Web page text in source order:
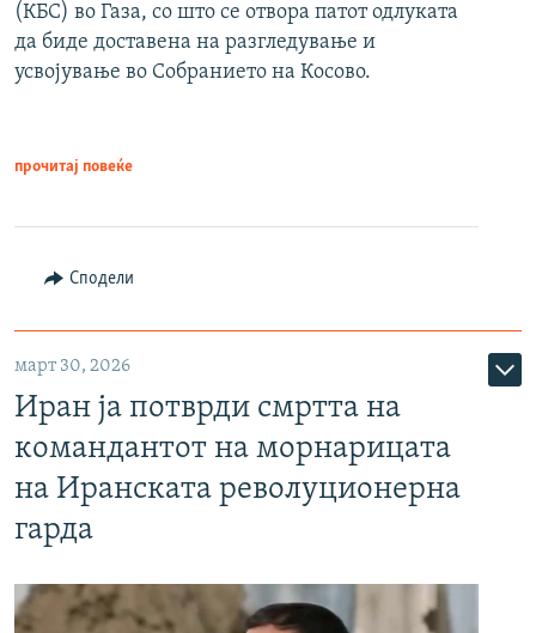
(КБС) во Газа, со што се отвора патот одлуката
да биде доставена на разгледување и
усвојување во Собранието на Косово.
прочитај повеќе
Сподели
март 30, 2026
Иран ја потврди смртта на
командантот на морнарицата
на Иранската револуционерна
гарда